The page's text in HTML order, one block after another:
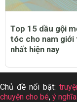
Top 15 dầu gội
tóc cho nam giới
nhất hiện nay
Chủ đề nổi bật:
chuyện cho bé, ý